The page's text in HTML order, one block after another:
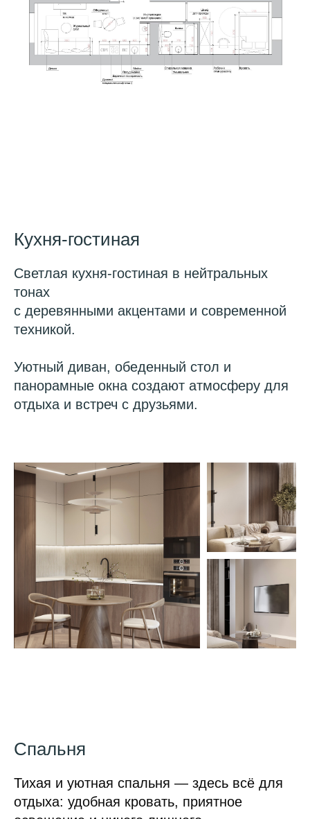
Кухня-гостиная
Светлая кухня-гостиная в нейтральных
тонах
с деревянными акцентами и современной
техникой.
Уютный диван, обеденный стол и
панорамные окна создают атмосферу для
отдыха и встреч с друзьями.
Спальня
Тихая и уютная спальня — здесь всё для
отдыха: удобная кровать, приятное